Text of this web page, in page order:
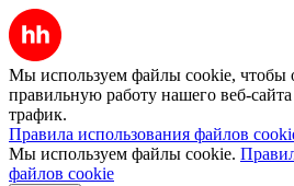
Мы используем файлы cookie, чтобы
правильную работу нашего веб-
трафик.
Правила использования файлов
Мы используем файлы cookie.
файлов cookie